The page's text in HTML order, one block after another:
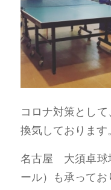
コロナ対策とし
換気しております。
名古屋 大須卓球
ール）も承ってお